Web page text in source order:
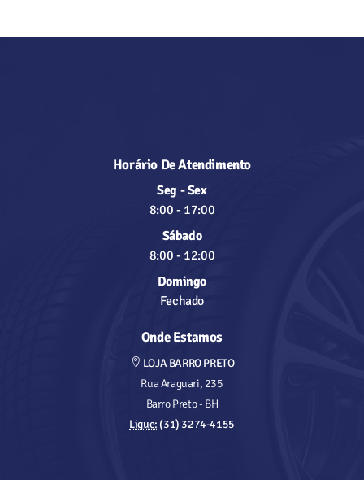
Horário De Atendimento
Seg - Sex
8:00 - 17:00
Sábado
8:00 - 12:00
Domingo
Fechado
Onde Estamos
LOJA BARRO PRETO
Rua Araguari, 235
Barro Preto - BH
Ligue:(31) 3274-4155